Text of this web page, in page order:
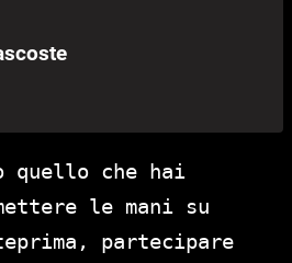
quello che hai
le mani su
partecipare